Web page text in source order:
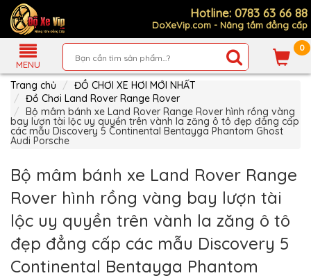
Hotline: 0783 63 66 88
DoXeVip.com - Nâng tầm đẳng cấp
MENU
0
Giới
Thiệu
Sản
Phẩm
Hướng
Dẫn
Mua
Chính
Thanh
Xe
Mới
Trang chủ
ĐỒ CHƠI XE HƠI MỚI NHẤT
Đồ Chơi Land Rover Range Rover
Bộ mâm bánh xe Land Rover Range Rover hình rồng vàng
bay lượn tài lộc uy quyền trên vành la zăng ô tô đẹp đẳng cấp
các mẫu Discovery 5 Continental Bentayga Phantom Ghost
Audi Porsche
Bộ mâm bánh xe Land Rover Range
Rover hình rồng vàng bay lượn tài
lộc uy quyền trên vành la zăng ô tô
đẹp đẳng cấp các mẫu Discovery 5
Continental Bentayga Phantom